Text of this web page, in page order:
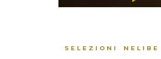
SELEZIONI NELIBE